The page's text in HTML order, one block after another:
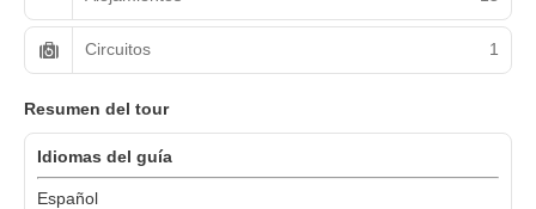
Circuitos 1
Resumen del tour
Idiomas del guía
Español